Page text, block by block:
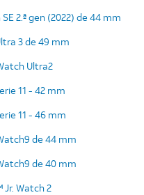
2.ª gen (2022) de 44 mm
3 de 49 mm
Ultra2
11 - 42 mm
11 - 46 mm
de 44 mm
de 40 mm
Jr. Watch 2